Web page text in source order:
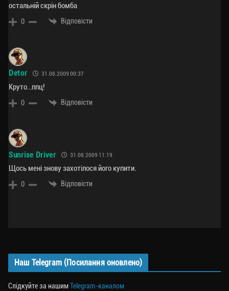
остальній скрін бомба
0 Відповісти
Detor 31.08.2009 00:37
Круто…ппц!
0 Відповісти
Sunrise Driver 31.08.2009 11:19
Щось мені знову захотілося його купити.
0 Відповісти
Наш Telegram (Посилання оновлено)
Слідкуйте за нашимTelegram-каналом